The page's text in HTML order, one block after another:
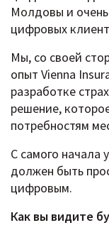
Молдовы и
цифровых
Мы, со своей
опыт Vienna
разработке
решение,
потребностям
С самого начала
должен быть
цифровым.
Как вы видите